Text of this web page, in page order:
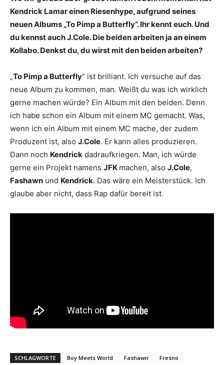
Kendrick Lamar einen Riesenhype, aufgrund seines
neuen Albums „To Pimp a Butterfly“. Ihr kennt euch. Und
du kennst auch J.Cole. Die beiden arbeiten ja an einem
Kollabo. Denkst du, du wirst mit den beiden arbeiten?
„To Pimp a Butterfly“ ist brilliant. Ich versuche auf das
neue Album zu kommen, man. Weißt du was ich wirklich
gerne machen würde? Ein Album mit den beiden. Denn
ich habe schon ein Album mit einem MC gemacht. Was,
wenn ich ein Album mit einem MC mache, der zudem
Produzent ist, also J.Cole. Er kann alles produzieren.
Dann noch Kendrick dadraufkriegen. Man, ich würde
gerne ein Projekt namens JFK machen, also J.Cole,
Fashawn und Kendrick. Das wäre ein Meisterstück. Ich
glaube aber nicht, dass Rap dafür bereit ist.
SCHLAGWORTE Boy Meets World Fashawn
Fresno